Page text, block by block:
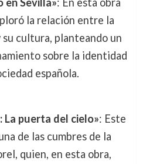
en Sevilla»: En esta obra
la relación entre la
su cultura, planteando un
sobre la identidad
española.
La puerta del cielo»: Este
de las cumbres de la
quien, en esta obra,